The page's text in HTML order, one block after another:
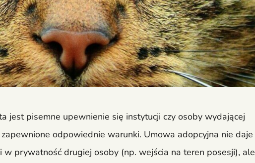
jest pisemne upewnienie się instytucji czy osoby wydającej
zapewnione odpowiednie warunki. Umowa adopcyjna nie daje
w prywatność drugiej osoby (np. wejścia na teren posesji), ale